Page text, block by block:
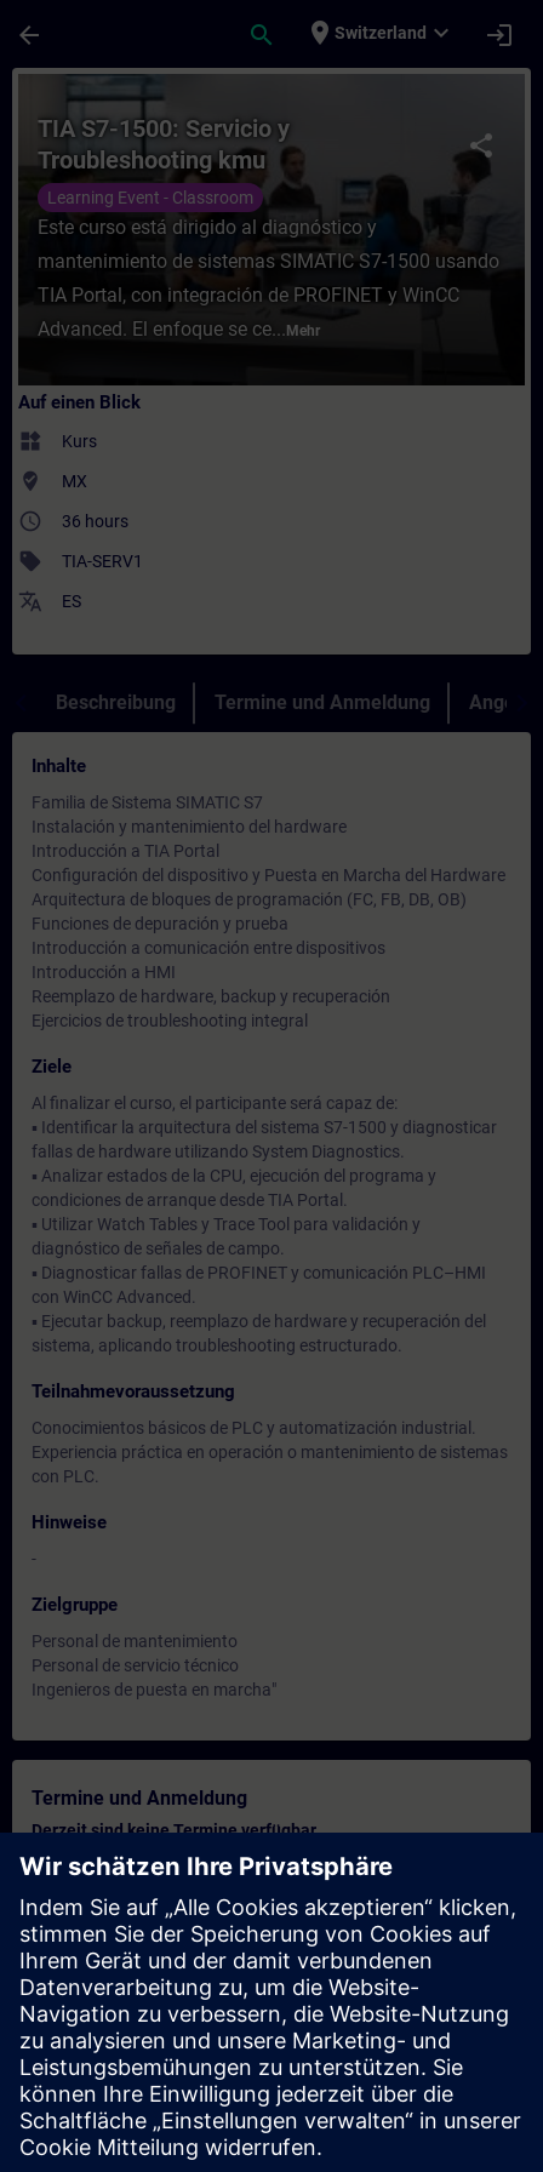
arrow_back search place Switzerland expand_more login
Kurs - TIA S7-1500: Servicio y
share
TIA S7-1500: Servicio y
Troubleshooting kmu
Learning Event - Classroom
Este curso está dirigido al diagnóstico y
mantenimiento de sistemas SIMATIC S7-1500 usando
TIA Portal, con integración de PROFINET y WinCC
Advanced. El enfoque se ce... Mehr
Auf einen Blick
widgets Kurs
where_to_vote MX
access_time 36 hours
sell TIA-SERV1
translate ES
Beschreibung Termine und Anmeldung Angebot
Inhalte
Familia de Sistema SIMATIC S7
Instalación y mantenimiento del hardware
Introducción a TIA Portal
Configuración del dispositivo y Puesta en Marcha del Hardware
Arquitectura de bloques de programación (FC, FB, DB, OB)
Funciones de depuración y prueba
Introducción a comunicación entre dispositivos
Introducción a HMI
Reemplazo de hardware, backup y recuperación
Ejercicios de troubleshooting integral
Ziele
Al finalizar el curso, el participante será capaz de:
▪ Identificar la arquitectura del sistema S7-1500 y diagnosticar
fallas de hardware utilizando System Diagnostics.
▪ Analizar estados de la CPU, ejecución del programa y
condiciones de arranque desde TIA Portal.
▪ Utilizar Watch Tables y Trace Tool para validación y
diagnóstico de señales de campo.
▪ Diagnosticar fallas de PROFINET y comunicación PLC–HMI
con WinCC Advanced.
▪ Ejecutar backup, reemplazo de hardware y recuperación del
sistema, aplicando troubleshooting estructurado.
Teilnahmevoraussetzung
Conocimientos básicos de PLC y automatización industrial.
Experiencia práctica en operación o mantenimiento de sistemas
con PLC.
Hinweise
-
Zielgruppe
Personal de mantenimiento
Personal de servicio técnico
Ingenieros de puesta en marcha"
Termine und Anmeldung
Derzeit sind keine Termine verfügbar
Setzen Sie sich auf die Interessentenliste und erhalten Sie eine
Benachrichtigung sobald neue Termine verfügbar sind.
Benachrichtigungsservice aktivieren
Personalisiertes Angebot
Sie benötigen ein persönliches Angebot? Nach Angabe Ihrer
persönlichen Daten senden wir Ihnen umgehend ein
personalisiertes Angebot an Ihre Emailadresse.
Persönliches Angebot zusenden